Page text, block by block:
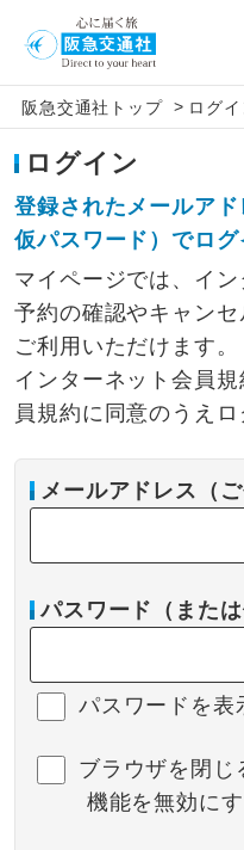
阪急交通社トップ > ログ
ログイン
登録されたメールア
仮パスワード）でロ
マイページでは、イ
予約の確認やキャン
ご利用いただけます。
インターネット会員
員規約に同意のうえロ
メールアドレス（
パスワード（または
パスワードを表
ブラウザを閉じ
機能を無効に